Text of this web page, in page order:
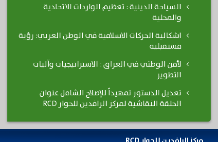
السياحة الدينية : تعظيم الواردات الاتحادية
والمحلية
اشكالية الحركات الاسلامية في الوطن العربي: رؤية
مستقبلية
لأمن الوطني في العراق : الاستراتيجيات وآليات
التطوير
تعديل الدستور تمهيداً للإصلاح الشامل عنوان
الحلقة النقاشية لمركز الرافدين للحوار RCD